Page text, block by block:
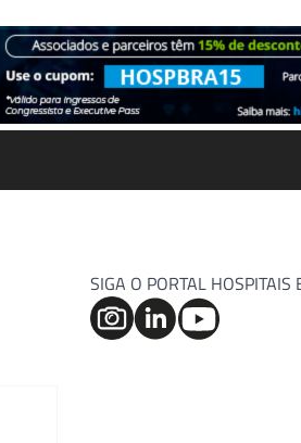
SIGA O PORTAL HOSPITAIS